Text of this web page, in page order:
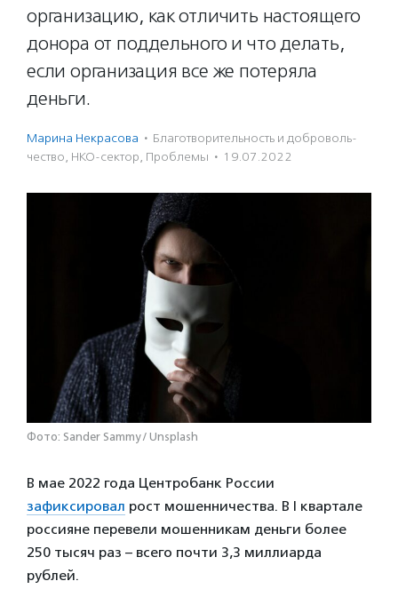
организацию, как отличить настоящего
донора от поддельного и что делать,
если организация все же потеряла
деньги.
Марина Некрасова · Благотвори­тель­ность и доброволь­
чест­во, НКО-сектор, Проблемы · 19.07.2022
Фото: Sander Sammy / Unsplash
В мае 2022 года Центробанк России
зафиксировал рост мошенничества. В I квартале
россияне перевели мошенникам деньги более
250 тысяч раз – всего почти 3,3 миллиарда
рублей.